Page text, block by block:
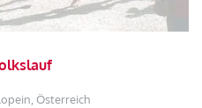
Österreich